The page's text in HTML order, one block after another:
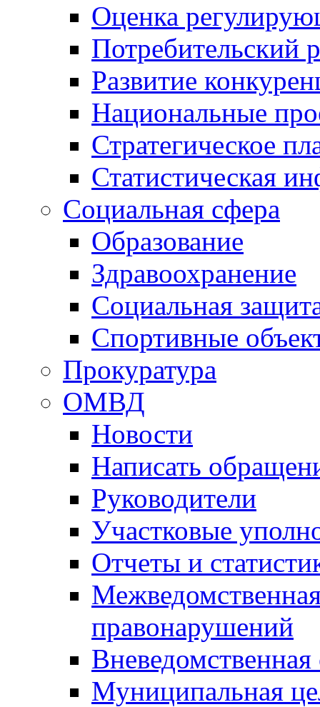
Оценка
Потребительский
Развитие
Национальные
Стратегическое
Статистическая
Социальная сфера
Образование
Здравоохранение
Социальная
Спортивные
Прокуратура
ОМВД
Новости
Написать
Руководители
Участковые
Отчеты и
правонарушений
Вневедомственная
Муниципальная